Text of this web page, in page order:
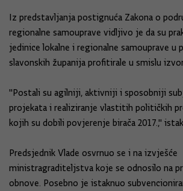
Iz predstavljanja postignuća Zakona o
regionalne samouprave vidljivo je da su
jedinice lokalne i regionalne samouprave u
slavonskih županija profitirale u smislu
"Postali su agilniji, aktivniji i sposobniji
projekata i realiziranje vlastitih političkih
kojih su dobili povjerenje birača 2017.,"
Predsjednik Vlade osvrnuo se i na izvješće
ministragraditeljstva koje se odnosilo na
obnove. Posebno je istaknuo